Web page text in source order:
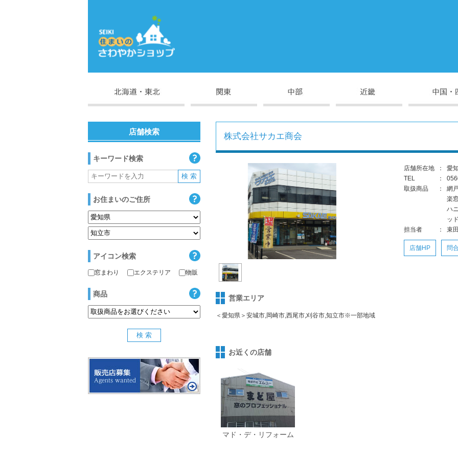
株式会社サカエ商会
店舗所在地 ：
愛
TEL
：
取扱商品
：
網
楽
ハ
ッ
担当者
： 束
店舗HP 問
営業エリア
＜愛知県＞安城市,岡崎市,西尾市,刈谷市,知立市※一部地域
お近くの店舗
マド・デ・リフォーム
店舗検索
キーワード検索
お住まいのご住所
アイコン検索
窓まわり エクステリア 物販
商品